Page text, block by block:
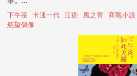
下午茶 卡通一代 江衡 風之寄 商戰小說
慾望偶像